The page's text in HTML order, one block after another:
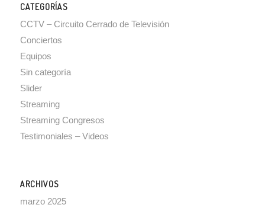
CATEGORÍAS
CCTV – Circuito Cerrado de Televisión
Conciertos
Equipos
Sin categoría
Slider
Streaming
Streaming Congresos
Testimoniales – Videos
ARCHIVOS
marzo 2025